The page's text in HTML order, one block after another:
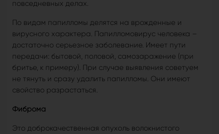
повседневных делах.
По видам папилломы делятся на врожденные и
вирусного характера. Папилломовирус человека –
достаточно серьезное заболевание. Имеет пути
передачи: бытовой, половой, самозаражение (при
бритье, к примеру). При случае выявления советуем
не тянуть и сразу удалить папилломы. Они имеют
свойство разрастаться.
Фиброма
Это доброкачественная опухоль волокнистого